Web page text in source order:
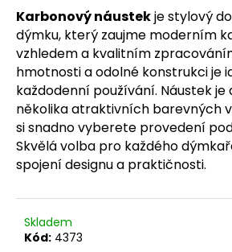
hvězdiček.
Karbonový náustekje stylový
dýmku, který zaujme moderním
vzhledem a kvalitním
hmotnosti a odolné konstrukci je
každodenní používání. Náustek je
několika atraktivních barevných
si snadno vyberete provedení
Skvělá volba pro každého
spojení designu a praktičnosti.
Skladem
Kód: 4373
D
o
p
o
r
u
č
u
e
m
e